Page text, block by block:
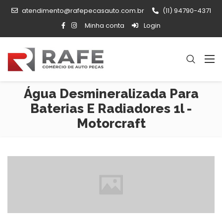
atendimento@rafepecasauto.com.br
(11) 94790-4371
Minha conta
Login
Água Desmineralizada Para
Baterias E Radiadores 1l -
Motorcraft